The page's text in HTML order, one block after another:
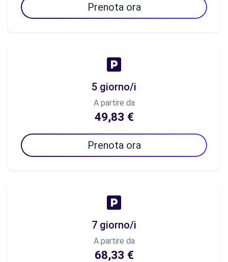
Prenota ora
5 giorno/i
A partire da
49,83 €
Prenota ora
7 giorno/i
A partire da
68,33 €